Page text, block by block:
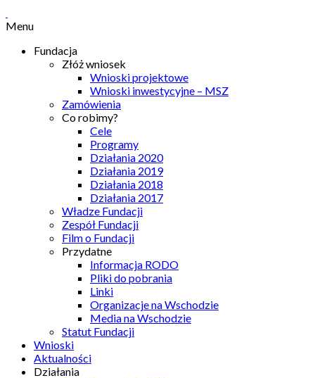
Menu
Fundacja
Złóż wniosek
Wnioski projektowe
Wnioski inwestycyjne – MSZ
Zamówienia
Co robimy?
Cele
Programy
Działania 2020
Działania 2019
Działania 2018
Działania 2017
Władze Fundacji
Zespół Fundacji
Film o Fundacji
Przydatne
Informacja RODO
Pliki do pobrania
Linki
Organizacje na Wschodzie
Media na Wschodzie
Statut Fundacji
Wnioski
Aktualności
Działania